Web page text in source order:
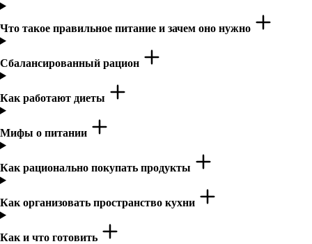
Что такое правильное питание и зачем оно нужно
Сбалансированный рацион
Как работают диеты
Мифы о питании
Как рационально покупать продукты
Как организовать пространство кухни
Как и что готовить